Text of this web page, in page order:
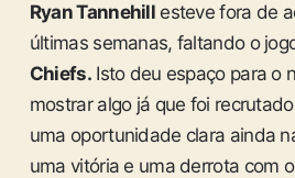
Ryan Tannehillesteve fora de
últimas semanas, faltando o
Chiefs.Isto deu espaço para o
mostrar algo já que foi
uma oportunidade clara ainda
uma vitória e uma derrota com